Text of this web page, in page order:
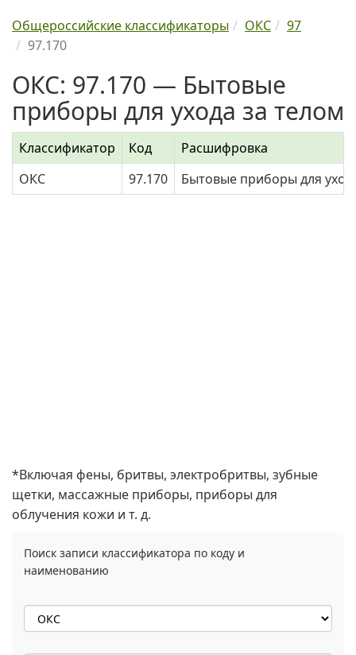
Общероссийские классификаторы ОКС
97
97.170
ОКС: 97.170 — Бытовые
приборы для ухода за телом
Классификатор Код
Расшифровка
ОКС
97.170 Бытовые приборы для
*Включая фены, бритвы, электробритвы, зубные
щетки, массажные приборы, приборы для
облучения кожи и т. д.
Поиск записи классификатора по коду и
наименованию